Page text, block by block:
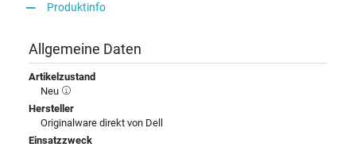
Produktinfo
Allgemeine Daten
Artikelzustand
Neu
Hersteller
Originalware direkt von Dell
Einsatzzweck